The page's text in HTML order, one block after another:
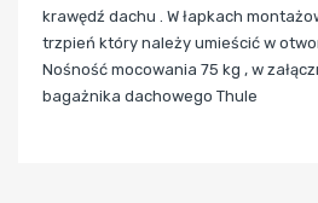
krawędź dachu . W łapkach
trzpień który należy umieścić w
Nośność mocowania 75 kg , w
bagażnika dachowego Thule